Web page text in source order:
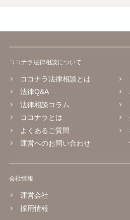
ココナラ法律相談について
ココナラ法律相談とは
法律Q&A
法律相談コラム
ココナラとは
よくあるご質問
運営へのお問い合わせ
会社情報
運営会社
採用情報